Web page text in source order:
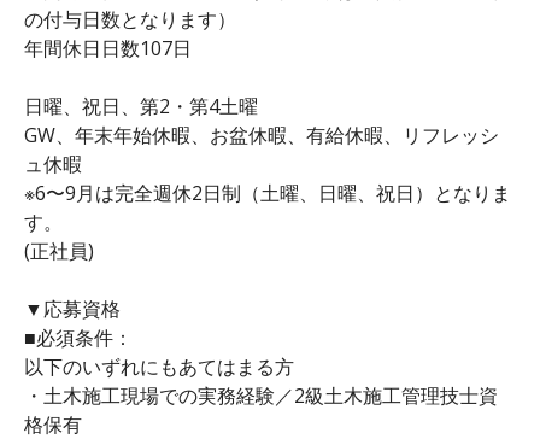
の付与日数となります）
年間休日日数107日
日曜、祝日、第2・第4土曜
GW、年末年始休暇、お盆休暇、有給休暇、リフレッシ
ュ休暇
※6〜9月は完全週休2日制（土曜、日曜、祝日）となりま
す。
(正社員)
▼応募資格
■必須条件：
以下のいずれにもあてはまる方
・土木施工現場での実務経験／2級土木施工管理技士資
格保有